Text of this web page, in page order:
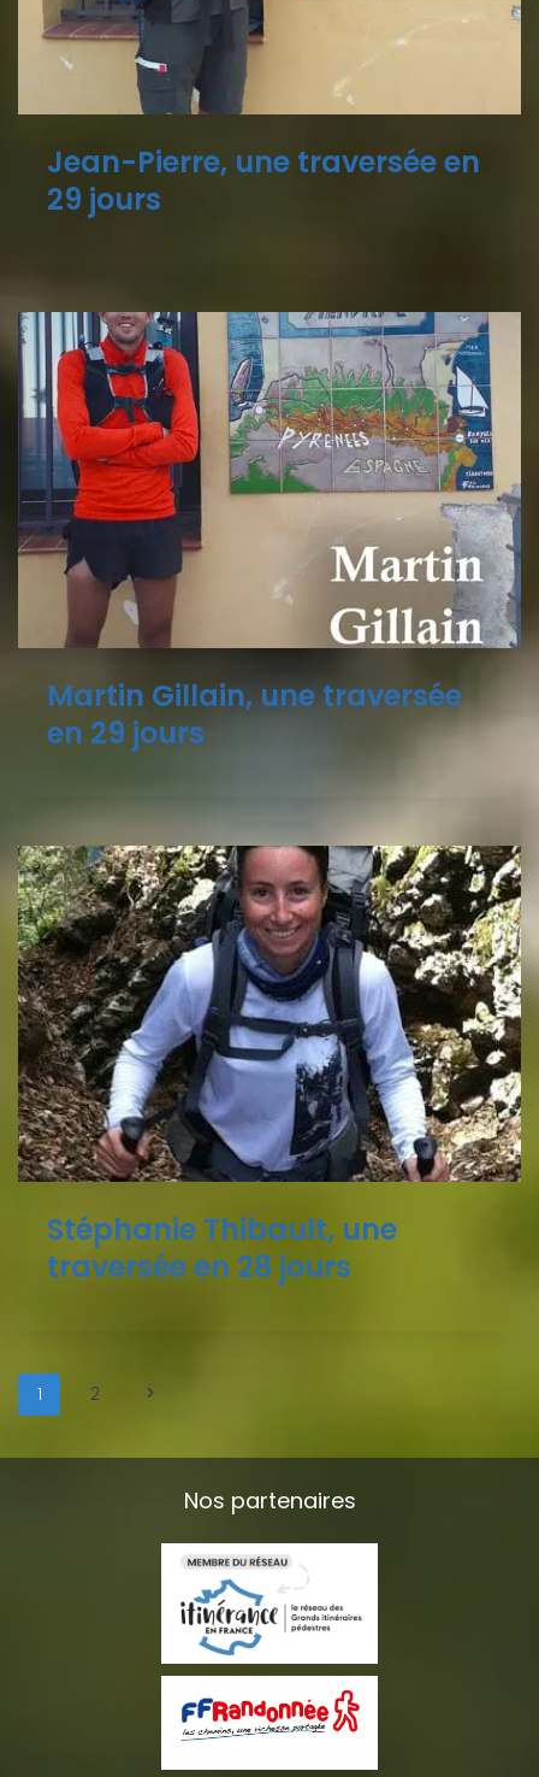
Jean-Pierre, une traversée en
29 jours
Martin Gillain, une traversée
en 29 jours
Stéphanie Thibault, une
traversée en 28 jours
1 2
Nos partenaires